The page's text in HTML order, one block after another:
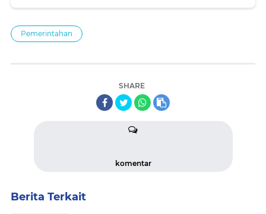
Pemerintahan
SHARE
komentar
Berita Terkait